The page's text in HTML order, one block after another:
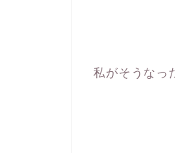
私がそうなっ